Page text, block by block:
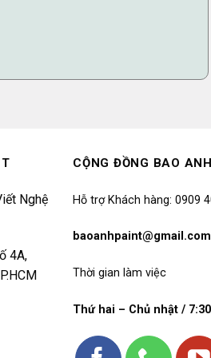
Nghệ
4A,
CỘNG ĐỒNG BAO
Hỗ trợ Khách hàng: 0909
baoanhpaint@gmail.com
Thời gian làm việc
Thứ hai – Chủ nhật /